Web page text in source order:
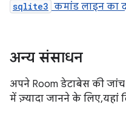
sqlite3 कमांड लाइन का
अन्य संसाधन
अपने Room डेटाबेस की
में ज़्यादा जानने के लिए, यहां